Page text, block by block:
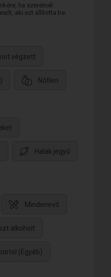
ha szeretnél
aki ezt állította be.
végzett
Nőtlen
Halak jegyű
Mindenevő
alkoholt
(Egyéb)